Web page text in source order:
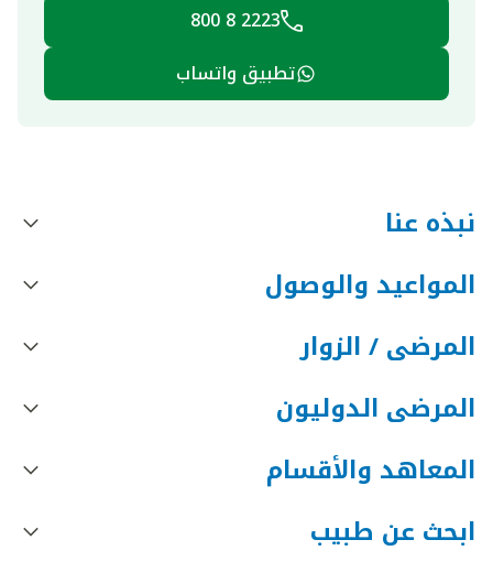
2223 8 800
تطبيق واتساب
نبذه عنا
المواعيد والوصول
المرضى / الزوار
المرضى الدوليون
المعاهد والأقسام
ابحث عن طبيب